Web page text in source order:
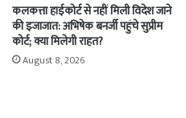
कलकत्ता हाईकोर्ट से नहीं मिली विदेश जाने
की इजाजात: अभिषेक बनर्जी पहुंचे सुप्रीम
कोर्ट; क्या मिलेगी राहत?
August 8, 2026